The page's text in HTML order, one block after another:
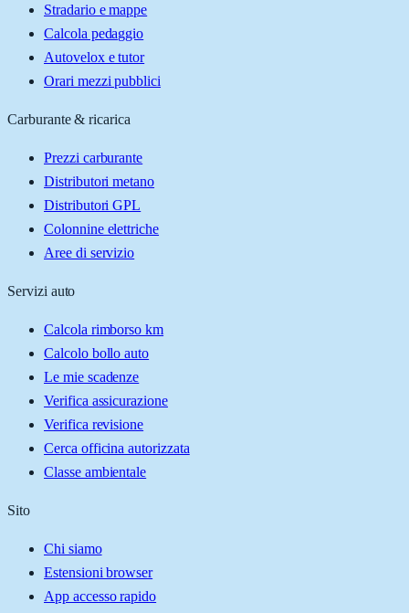
Stradario e mappe
Calcola pedaggio
Autovelox e tutor
Orari mezzi pubblici
Carburante & ricarica
Prezzi carburante
Distributori metano
Distributori GPL
Colonnine elettriche
Aree di servizio
Servizi auto
Calcola rimborso km
Calcolo bollo auto
Le mie scadenze
Verifica assicurazione
Verifica revisione
Cerca officina autorizzata
Classe ambientale
Sito
Chi siamo
Estensioni browser
App accesso rapido